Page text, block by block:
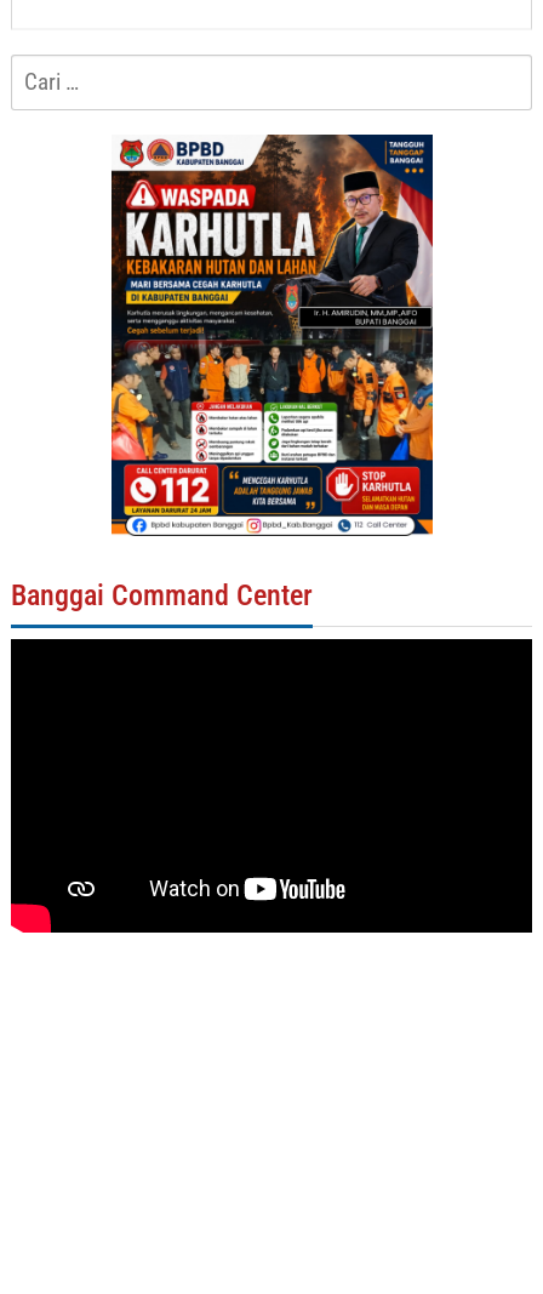
Cari
untuk:
Banggai Command Center